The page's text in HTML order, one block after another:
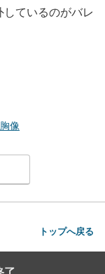
ているのがバレ
像
トップへ戻る